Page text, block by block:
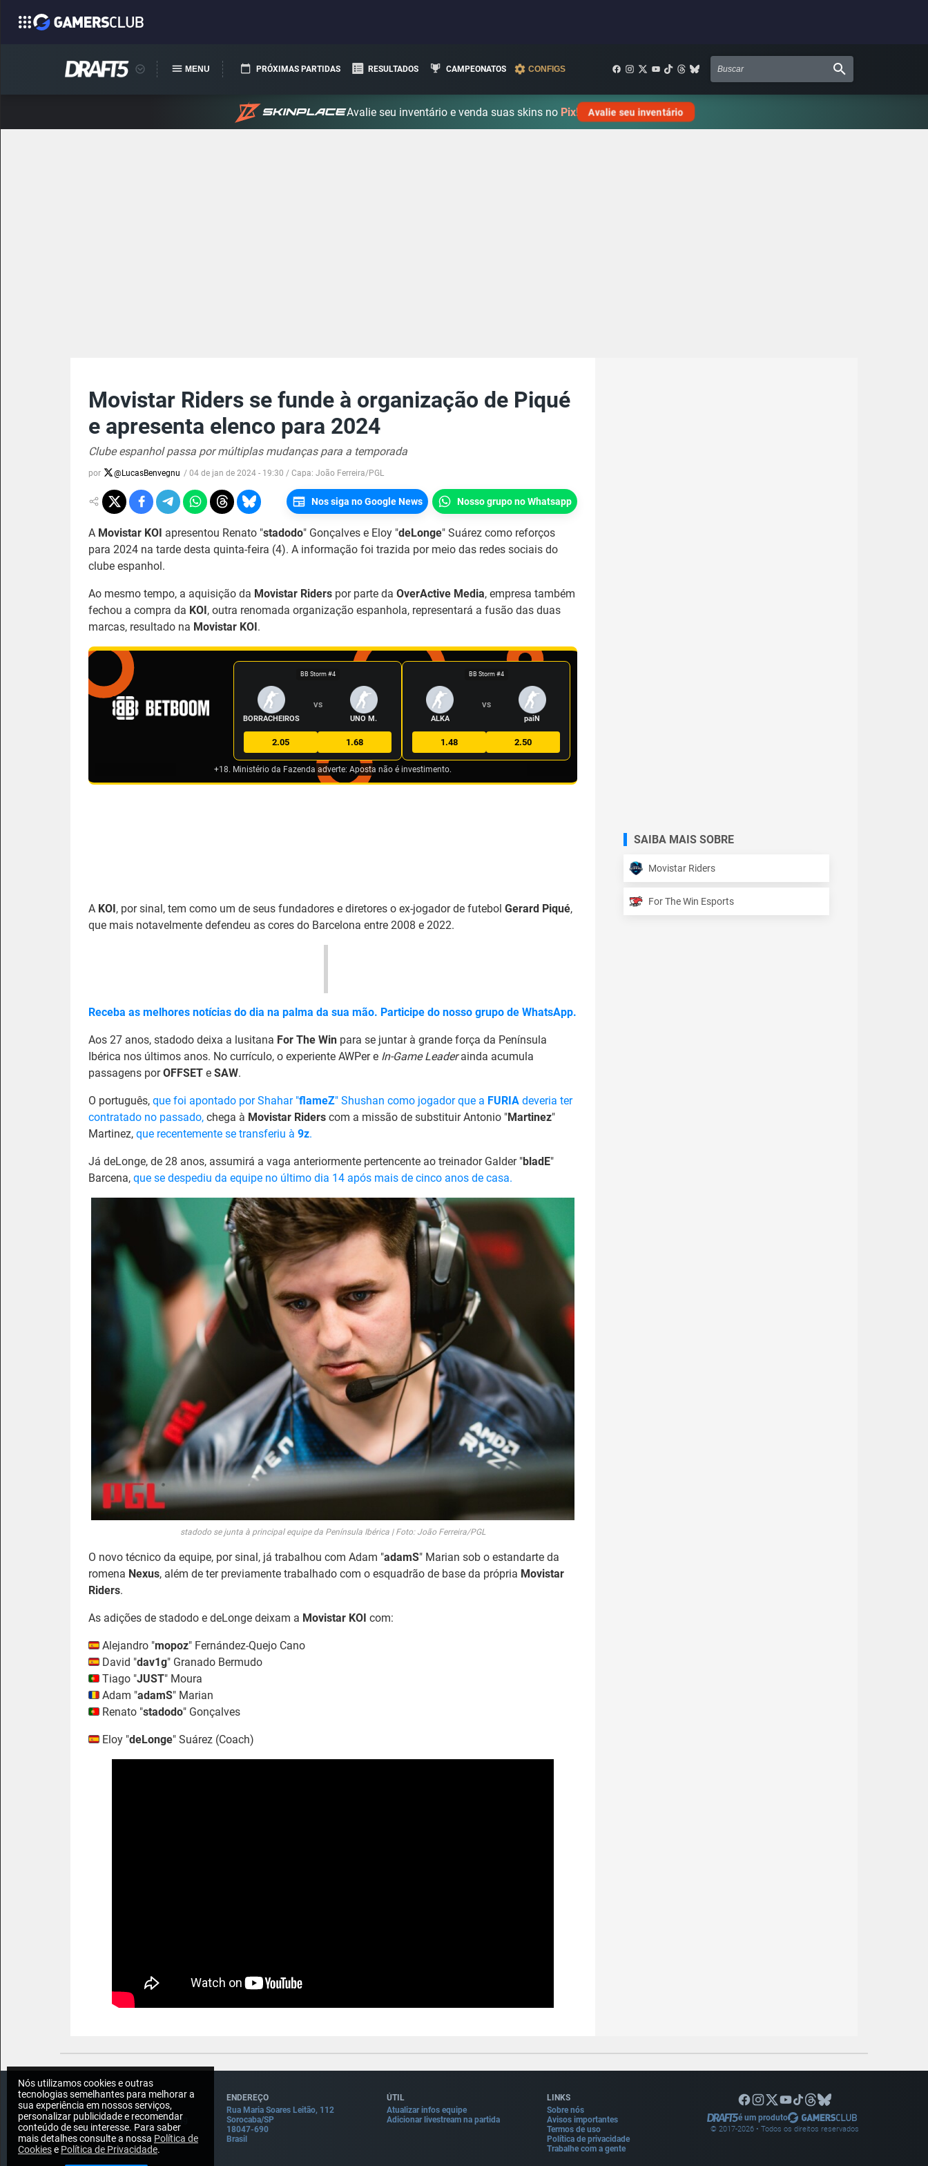
MENU PRÓXIMAS PARTIDAS RESULTADOS CAMPEONATOS CONFIGS
Avalie seu inventário e venda suas skins no Pix! Avalie seu inventário
Nós utilizamos cookies e outras
tecnologias semelhantes para melhorar a
sua experiência em nossos serviços,
personalizar publicidade e recomendar
conteúdo de seu interesse. Para saber
mais detalhes consulte a nossa Política de
Cookiese Política de Privacidade.
Movistar Riders se funde à organização de Piqué
e apresenta elenco para 2024
Clube espanhol passa por múltiplas mudanças para a temporada
por @LucasBenvegnu / 04 de jan de 2024 - 19:30 / Capa: João Ferreira/PGL
Nos siga no Google News Nosso grupo no Whatsapp
A Movistar KOI apresentou Renato "stadodo" Gonçalves e Eloy "⁠deLonge⁠" Suárez como reforços
para 2024 na tarde desta quinta-feira (4). A informação foi trazida por meio das redes sociais do
clube espanhol.
Ao mesmo tempo, a aquisição da Movistar Riders por parte da OverActive Media, empresa também
fechou a compra da KOI, outra renomada organização espanhola, representará a fusão das duas
marcas, resultado na Movistar KOI.
BB Storm #4
BORRACHEIROS
VS
UNO M.
2.05 1.68
BB Storm #4
ALKA
VS
paiN
1.48 2.50
+18. Ministério da Fazenda adverte: Aposta não é investimento.
A KOI, por sinal, tem como um de seus fundadores e diretores o ex-jogador de futebol Gerard Piqué,
que mais notavelmente defendeu as cores do Barcelona entre 2008 e 2022.
Receba as melhores notícias do dia na palma da sua mão. Participe do nosso grupo de WhatsApp.
Aos 27 anos, stadodo deixa a lusitana For The Win para se juntar à grande força da Península
Ibérica nos últimos anos. No currículo, o experiente AWPer e In-Game Leaderainda acumula
passagens porOFFSET e SAW.
O português, que foi apontado por Shahar "flameZ" Shushan como jogador que a FURIA deveria ter
contratado no passado, chega à Movistar Riders com a missão de substituir Antonio "Martinez"
Martinez, que recentemente se transferiu à 9z.
Já deLonge, de 28 anos, assumirá a vaga anteriormente pertencente ao treinador Galder "bladE"
Barcena, que se despediu da equipe no último dia 14 após mais de cinco anos de casa.
stadodo se junta à principal equipe da Península Ibérica | Foto: João Ferreira/PGL
O novo técnico da equipe, por sinal, já trabalhou com Adam "⁠adamS⁠" Marian sob o estandarte da
romena Nexus, além de ter previamente trabalhado com o esquadrão de base da própria Movistar
Riders.
As adições de stadodo e deLonge deixam a Movistar KOI com:
Alejandro "mopoz" Fernández-Quejo Cano
David "⁠dav1g⁠" Granado Bermudo
Tiago "JUST" Moura
Adam "⁠adamS⁠" Marian
Renato "stadodo" Gonçalves
Eloy "⁠deLonge⁠" Suárez (Coach)
SAIBA MAIS SOBRE
Movistar Riders
For The Win Esports
CONTATO
Imprensa: press@draft5.gg
Pauta: sugestaopauta@draft5.gg
Contato: contato@draft5.gg
Comercial: comercial@draft5.gg
ENDEREÇO
Rua Maria Soares Leitão, 112
Sorocaba/SP
18047-690
Brasil
ÚTIL
Atualizar infos equipe
Adicionar livestream na partida
LINKS
Sobre nós
Avisos importantes
Termos de uso
Política de privacidade
Trabalhe com a gente
é um produto
© 2017-2026• Todos os direitos reservados